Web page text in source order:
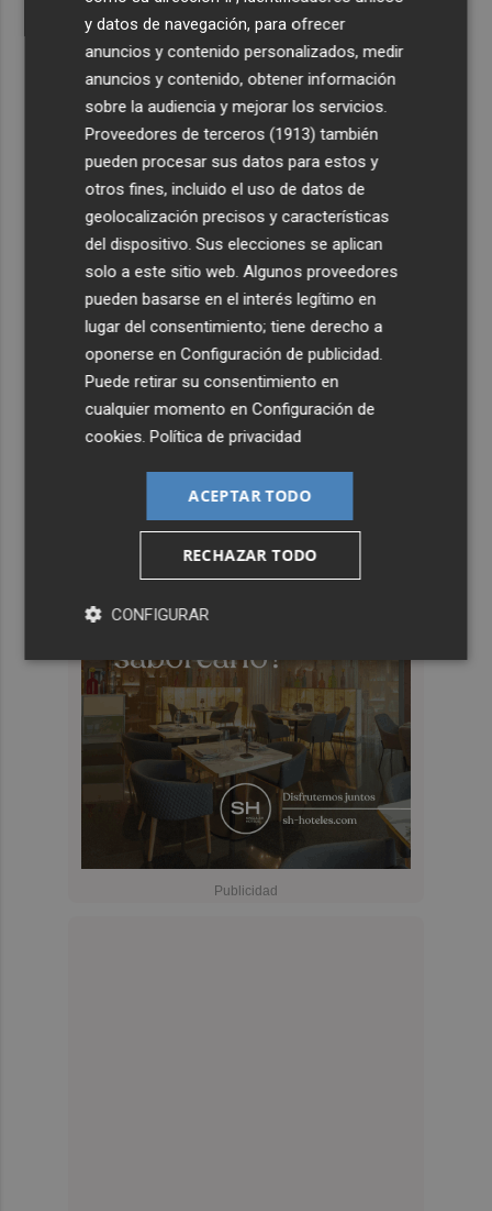
y datos de navegación, para ofrecer
anuncios y contenido personalizados, medir
anuncios y contenido, obtener información
sobre la audiencia y mejorar los servicios.
Proveedores de terceros (1913) también
pueden procesar sus datos para estos y
otros fines, incluido el uso de datos de
geolocalización precisos y características
del dispositivo. Sus elecciones se aplican
solo a este sitio web. Algunos proveedores
pueden basarse en el interés legítimo en
lugar del consentimiento; tiene derecho a
oponerse enConfiguración de publicidad.
Puede retirar su consentimiento en
cualquier momento enConfiguración de
cookies.Política de privacidad
ACEPTAR TODO
RECHAZAR TODO
CONFIGURAR